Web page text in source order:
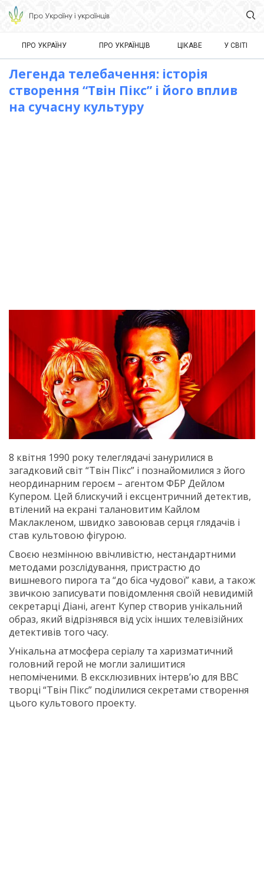
ПРО УКРАЇНУ ПРО УКРАЇНЦІВ ЦІКАВЕ У СВІТІ
Легенда телебачення: історія
створення “Твін Пікс” і його вплив
на сучасну культуру
8 квітня 1990 року телеглядачі занурилися в
загадковий світ “Твін Пікс” і познайомилися з його
неординарним героєм – агентом ФБР Дейлом
Купером. Цей блискучий і ексцентричний детектив,
втілений на екрані талановитим Кайлом
Маклакленом, швидко завоював серця глядачів і
став культовою фігурою.
Своєю незмінною ввічливістю, нестандартними
методами розслідування, пристрастю до
вишневого пирога та “до біса чудової” кави, а також
звичкою записувати повідомлення своїй невидимій
секретарці Діані, агент Купер створив унікальний
образ, який відрізнявся від усіх інших телевізійних
детективів того часу.
Унікальна атмосфера серіалу та харизматичний
головний герой не могли залишитися
непоміченими. В ексклюзивних інтерв’ю для BBC
творці “Твін Пікс” поділилися секретами створення
цього культового проекту.